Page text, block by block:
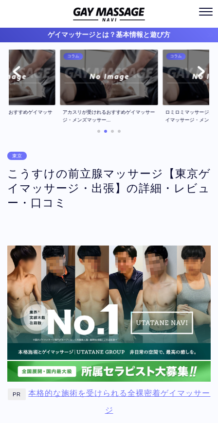
ゲイマッサージとは？基本情報と遊び方
のおすすめゲイマッサ
コラム
アカスリが受けれるおすすめゲイマッサー
ジ・メンズマッサー...
コラム
ロミロミマッサージが
イマッサージ・メン...
東京
こうすけの前立腺マッサージ【東京ゲ
イマッサージ・出張】の詳細・レビュ
ー・口コミ
PR 本格的な施術を受けられる全裸密着ゲイマッサー
ジ